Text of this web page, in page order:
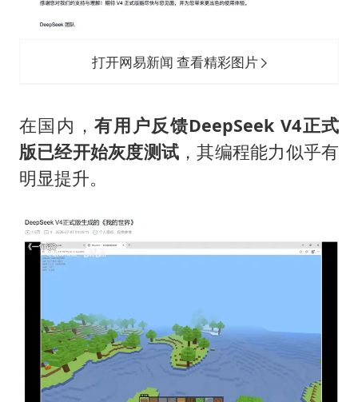
打开网易新闻 查看精彩图片
在国内，有用户反馈DeepSeek V4正式
版已经开始灰度测试 ，其编程能力似乎有
明显提升。